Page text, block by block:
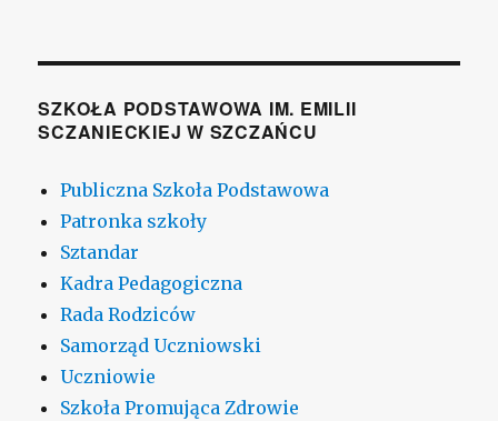
SZKOŁA PODSTAWOWA IM. EMILII
SCZANIECKIEJ W SZCZAŃCU
Publiczna Szkoła Podstawowa
Patronka szkoły
Sztandar
Kadra Pedagogiczna
Rada Rodziców
Samorząd Uczniowski
Uczniowie
Szkoła Promująca Zdrowie